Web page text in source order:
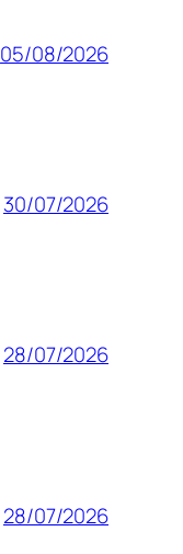
05/08/2026
30/07/2026
28/07/2026
28/07/2026